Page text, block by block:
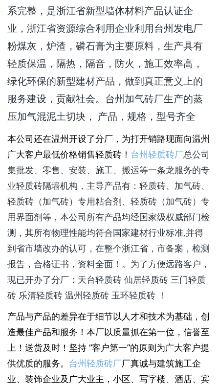
系完整，是浙江省新型墙体材料产品认证企
业，浙江省资源综合利用企业利用台州发电厂
粉煤灰，炉渣，磷石膏为主要原料，生产具有
轻质保温，隔热，隔音，防火，施工效率高，
绿化环保的新型建材产品，做到真正意义上的
服务建设，贡献社会。台州加气砖厂生产的蒸
压加气混泥土切块， 产品，规格，型号齐全
本公司还在温州开设了分厂，为打开销路现面向温州
广大客户最低价格销售轻质砖！ 台州轻质砖厂总公司
集批发、零售、安装、施工、搬运等一条龙服务的专
业轻质砖隔墙机构，主导产品有：轻质砖、加气砖、
轻质砖（加气砖）专用粘合剂、轻质砖（加气砖）专
用界面剂等，本公司所有产品均经国家级权威部门检
测，其所有物理性能均符合国家建材行业标准,并得
到省市墙改办的认可，在整个浙江省，市备案，检测
报告，合格证书，资料全面！。为了方便远路客户，
现已开办了分厂：天台轻质砖 仙居轻质砖 三门轻质
砖 乐清轻质砖 温州轻质砖 玉环轻质砖 ！
产品与产品的差异在于细节以人才和技术为基础，创
造最佳产品和服务！本厂以质量抓在第一位，信誉至
上！送货及时！坚持 “客户第一”的原则为广大客户提
供优质的服务。 台州轻质砖厂厂真诚与建筑施工企
业、装饰企业及广大业主，小区、写字楼、酒店、宾